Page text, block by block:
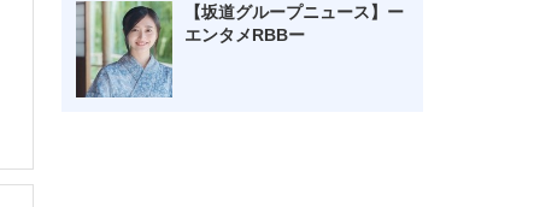
【坂道グループニュース】ー
エンタメRBBー